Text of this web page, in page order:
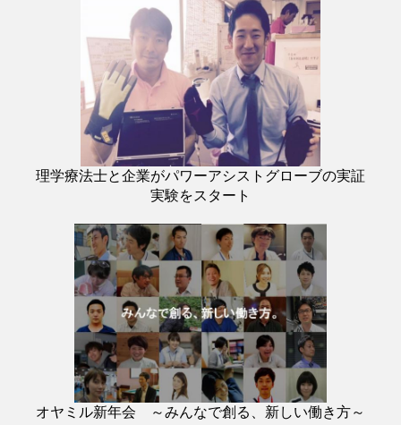
理学療法士と企業がパワーアシストグローブの実証
実験をスタート
オヤミル新年会 ～みんなで創る、新しい働き方～